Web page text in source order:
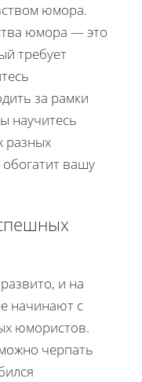
юмора.
юмора — это
требует
за рамки
научитесь
разных
обогатит вашу
и на
начинают с
юмористов.
черпать